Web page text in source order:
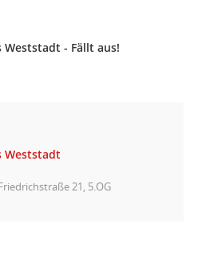
- Fällt aus!
Weststadt
21, 5.OG